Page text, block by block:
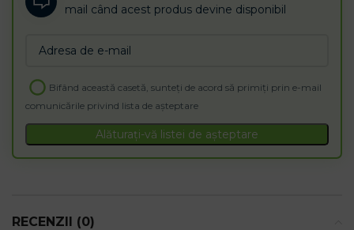
mail când acest produs devine disponibil
Bifând această casetă, sunteți de acord să primiți prin e-mail
comunicările privind lista de așteptare
your
email
address
to
join
the
waitlist
product
Alăturați-vă listei de așteptare
RECENZII (0)